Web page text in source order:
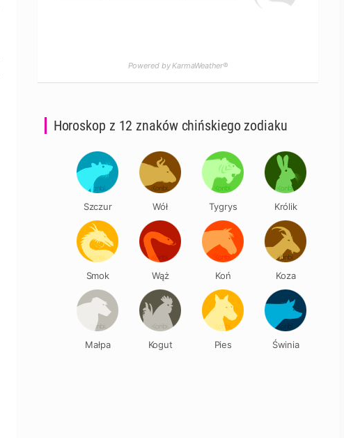
Powered by KarmaWeather®
Horoskop z 12 znaków chińskiego zodiaku
Szczur Wół Tygrys Królik
Smok Wąż Koń Koza
Małpa Kogut Pies Świnia